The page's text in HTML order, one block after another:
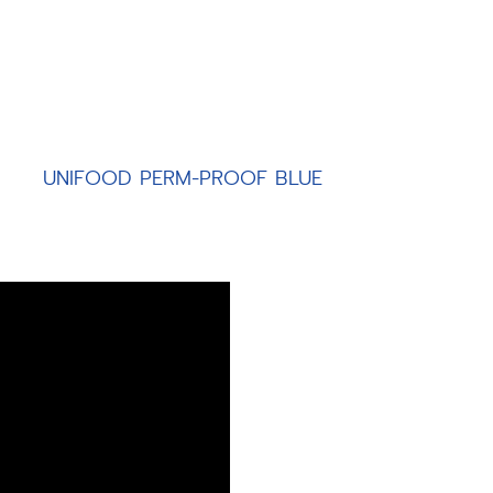
UNIFOOD PERM-PROOF BLUE